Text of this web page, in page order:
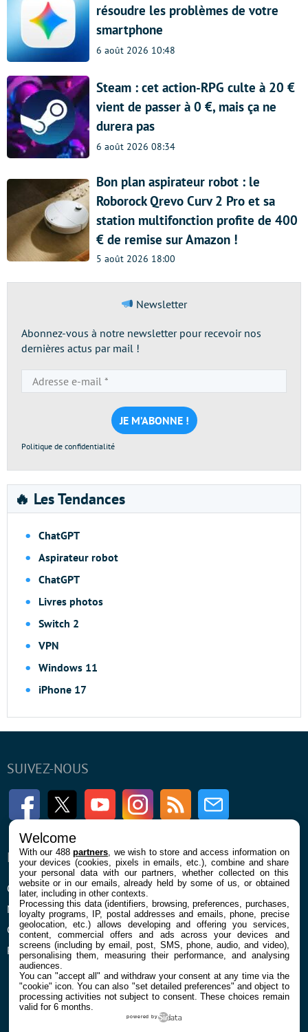
résoudre les problèmes de votre
smartphone
6 août 2026 10:48
Steam : cet action-RPG culte à 20 €
vient de passer à 0 €, mais ça ne
durera pas
6 août 2026 08:34
Bon plan aspirateur robot : le
Roborock Qrevo Curv 2 Pro et sa
station multifonction profite de 400
€ de remise sur Amazon !
5 août 2026 18:00
Newsletter
Abonnez-vous à notre newsletter pour recevoir nos
dernières actus par mail !
e-
mail
*
Politique de confidentialité
🔥 Les Tendances
ChatGPT
Aspirateur robot
ChatGPT
Livres photos
Switch 2
VPN
Windows 11
iPhone 17
SUIVEZ-NOUS
FacebookTwitter Youtube InstagramRSS Newsletter
ENTREPRISE
Qui sommes nous
Mentions légales et CGU
Confidentialité et Cookies
Préférences cookies
À PROPOS
La rédaction
Contact
Welcome
With our 488partners , we wish to store and access information on
your devices (cookies, pixels in emails, etc.), combine and share
your personal data with our partners, whether collected on this
website or in our emails, already held by some of us, or obtained
later, including in other contexts.
Processing this data (identifiers, browsing, preferences, purchases,
loyalty programs, IP, postal addresses and emails, phone, precise
geolocation, etc.) allows developing and offering you services,
content, commercial offers and ads across your devices and
screens (including by email, post, SMS, phone, audio, and video),
personalising them, measuring their performance, and analysing
audiences.
You can "accept all" and withdraw your consent at any time via the
"cookie" icon. You can also "set detailed preferences" and object to
processing activities not subject to consent. These choices remain
valid for 6 months.
powered by